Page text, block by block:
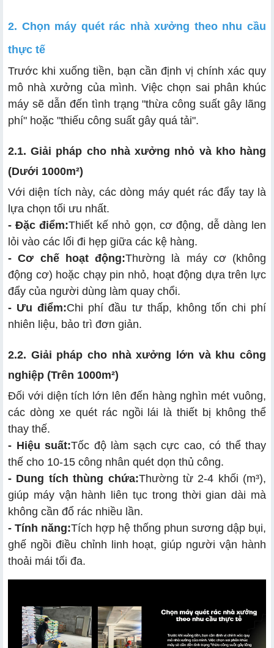
2. Chọn máy quét rác nhà xưởng theo nhu cầu
thực tế
Trước khi xuống tiền, bạn cần định vị chính xác quy
mô nhà xưởng của mình. Việc chọn sai phân khúc
máy sẽ dẫn đến tình trạng "thừa công suất gây lãng
phí" hoặc "thiếu công suất gây quá tải".
2.1. Giải pháp cho nhà xưởng nhỏ và kho hàng
(Dưới 1000m²)
Với diện tích này, các dòng máy quét rác đẩy tay là
lựa chọn tối ưu nhất.
- Đặc điểm:Thiết kế nhỏ gọn, cơ động, dễ dàng len
lỏi vào các lối đi hẹp giữa các kệ hàng.
- Cơ chế hoạt động:Thường là máy cơ (không
động cơ) hoặc chạy pin nhỏ, hoạt động dựa trên lực
đẩy của người dùng làm quay chổi.
- Ưu điểm:Chi phí đầu tư thấp, không tốn chi phí
nhiên liệu, bảo trì đơn giản.
2.2. Giải pháp cho nhà xưởng lớn và khu công
nghiệp (Trên 1000m²)
Đối với diện tích lớn lên đến hàng nghìn mét vuông,
các dòng xe quét rác ngồi lái là thiết bị không thể
thay thế.
- Hiệu suất:Tốc độ làm sạch cực cao, có thể thay
thế cho 10-15 công nhân quét dọn thủ công.
- Dung tích thùng chứa:Thường từ 2-4 khối (m³),
giúp máy vận hành liên tục trong thời gian dài mà
không cần đổ rác nhiều lần.
- Tính năng:Tích hợp hệ thống phun sương dập bụi,
ghế ngồi điều chỉnh linh hoạt, giúp người vận hành
thoải mái tối đa.